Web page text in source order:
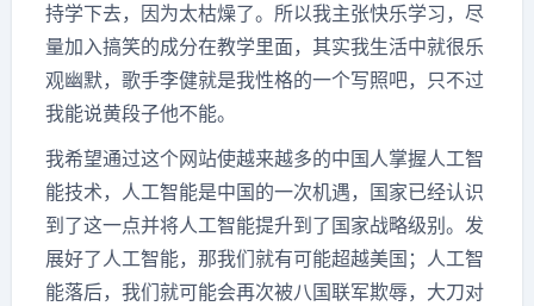
持学下去，因为太枯燥了。所以我主张快乐学习，尽
量加入搞笑的成分在教学里面，其实我生活中就很乐
观幽默，歌手李健就是我性格的一个写照吧，只不过
我能说黄段子他不能。
我希望通过这个网站使越来越多的中国人掌握人工智
能技术，人工智能是中国的一次机遇，国家已经认识
到了这一点并将人工智能提升到了国家战略级别。发
展好了人工智能，那我们就有可能超越美国；人工智
能落后，我们就可能会再次被八国联军欺辱，大刀对